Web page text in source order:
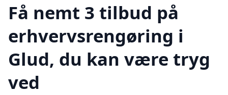
Få nemt 3 tilbud på
erhvervsrengøring i
Glud, du kan være tryg
ved